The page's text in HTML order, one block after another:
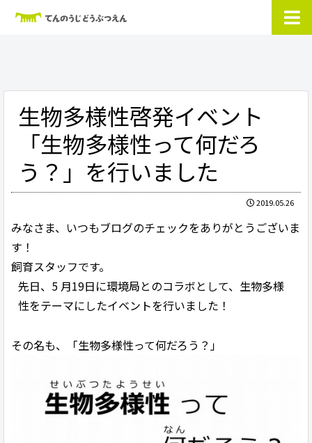
生物多様性啓発イベント
「生物多様性って何だろ
う？」を行いました
2019.05.26
みなさま、いつもブログのチェックをありがとうございま
す！
飼育スタッフです。
先日、5 月19日に環境局とのコラボとして、生物多様
性をテーマにしたイベントを行いました！
その名も、「生物多様性って何だろう？」